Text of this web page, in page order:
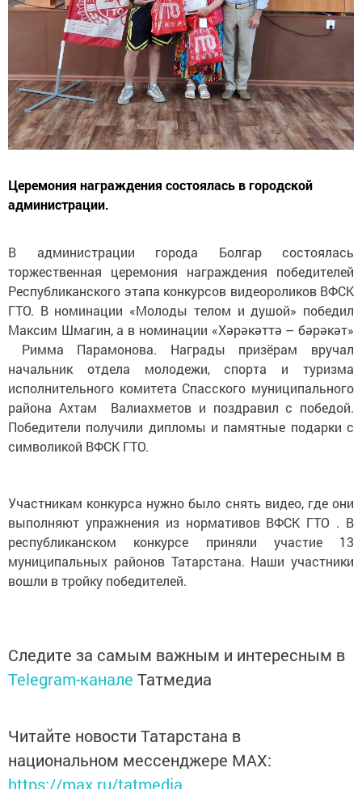
Церемония награждения состоялась в городской
администрации.
В администрации города Болгар состоялась
торжественная церемония награждения победителей
Республиканского этапа конкурсов видеороликов ВФСК
ГТО. В номинации «Молоды телом и душой» победил
Максим Шмагин, а в номинации «Хәрәкәттә – бәрәкәт»
Римма Парамонова. Награды призёрам вручал
начальник отдела молодежи, спорта и туризма
исполнительного комитета Спасского муниципального
района Ахтам Валиахметов и поздравил с победой.
Победители получили дипломы и памятные подарки с
символикой ВФСК ГТО.
Участникам конкурса нужно было снять видео, где они
выполняют упражнения из нормативов ВФСК ГТО . В
республиканском конкурсе приняли участие 13
муниципальных районов Татарстана. Наши участники
вошли в тройку победителей.
Следите за самым важным и интересным в
Telegram-канале Татмедиа
Читайте новости Татарстана в
национальном мессенджере MАХ:
https://max.ru/tatmedia